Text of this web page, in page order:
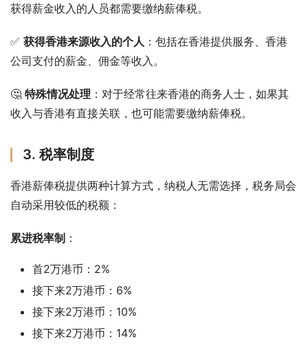
获得薪金收入的人员都需要缴纳薪俸税。
✅ 获得香港来源收入的个人 ：包括在香港提供服务、香港
公司支付的薪金、佣金等收入。
🤔 特殊情况处理 ：对于经常往来香港的商务人士，如果其
收入与香港有直接关联，也可能需要缴纳薪俸税。
3. 税率制度
香港薪俸税提供两种计算方式，纳税人无需选择，税务局会
自动采用较低的税额：
累进税率制 ：
首2万港币：2%
接下来2万港币：6%
接下来2万港币：10%
接下来2万港币：14%